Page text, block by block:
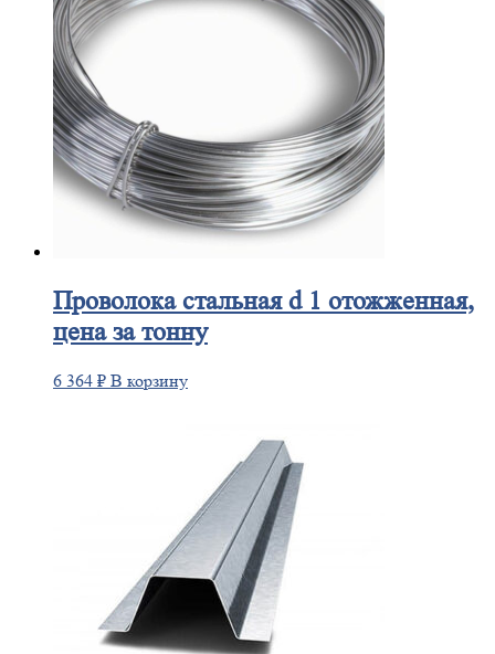
Проволокастальная d 1 отожженная,
цена за тонну
6 364 ₽ В корзину